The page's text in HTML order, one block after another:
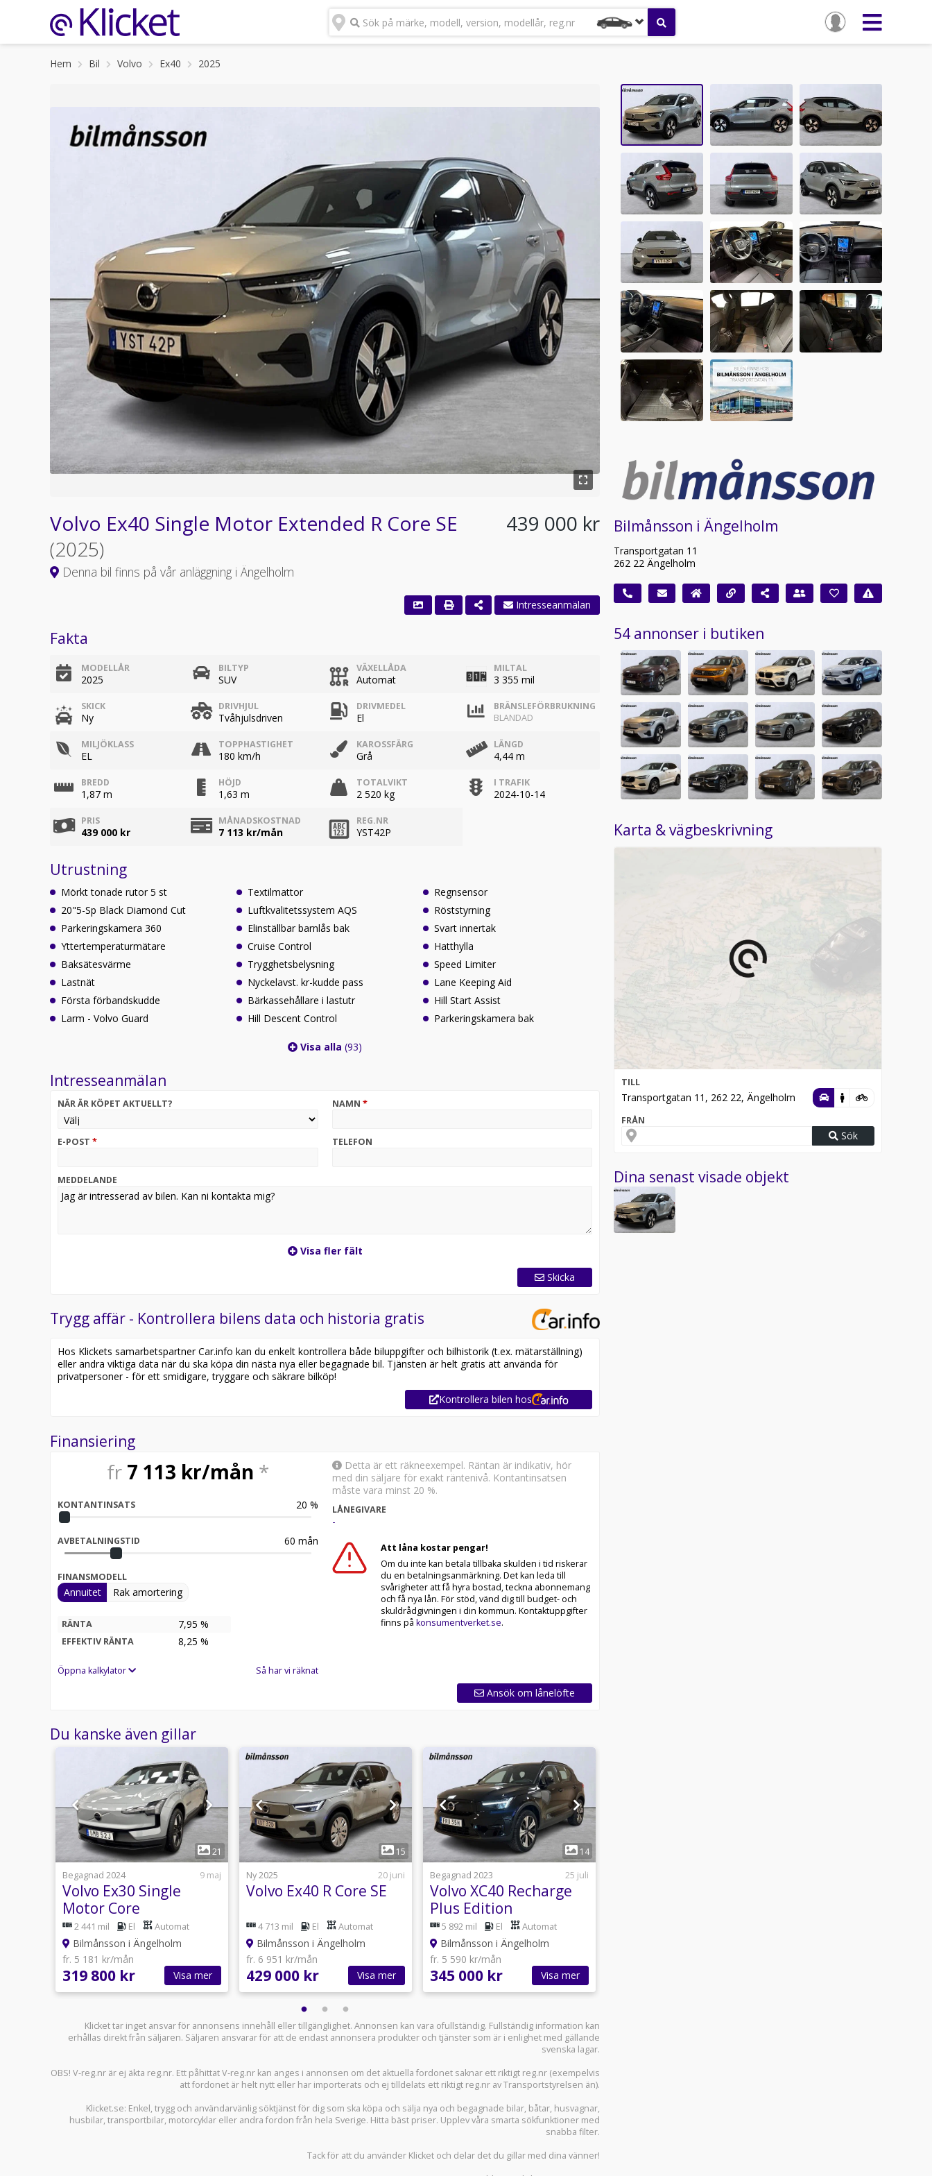
Sök på märke, modell, version, modellår, reg.nr
Hem Bil Volvo Ex40 2025
Volvo Ex40 Single Motor Extended R Core SE
(2025)
Denna bil finns på vår anläggning i Ängelholm
439 000 kr
Fakta
MODELLÅR
2025
BILTYP
SUV
VÄXELLÅDA
Automat
MILTAL
3 355 mil
SKICK
Ny
DRIVHJUL
Tvåhjulsdriven
DRIVMEDEL
El
BRÄNSLEFÖRBRUKNING
BLANDAD
MILJÖKLASS
EL
TOPPHASTIGHET
180 km/h
KAROSSFÄRG
Grå
LÄNGD
4,44 m
BREDD
1,87 m
HÖJD
1,63 m
TOTALVIKT
2 520 kg
I TRAFIK
2024-10-14
PRIS
439 000 kr
MÅNADSKOSTNAD
7 113 kr/mån
REG.NR
YST42P
Utrustning
Mörkt tonade rutor 5 st
20"5-Sp Black Diamond Cut
Parkeringskamera 360
Yttertemperaturmätare
Baksätesvärme
Lastnät
Första förbandskudde
Larm - Volvo Guard
Textilmattor
Luftkvalitetssystem AQS
Elinställbar barnlås bak
Cruise Control
Trygghetsbelysning
Nyckelavst. kr-kudde pass
Bärkassehållare i lastutr
Hill Descent Control
Regnsensor
Röststyrning
Svart innertak
Hatthylla
Speed Limiter
Lane Keeping Aid
Hill Start Assist
Parkeringskamera bak
Visa alla(93)
Intresseanmälan
NÄR ÄR KÖPET AKTUELLT? NAMN *
E-POST * TELEFON
MEDDELANDE
Visa fler fält
Skicka
Trygg affär - Kontrollera bilens data och historia gratis
Hos Klickets samarbetspartner Car.info kan du enkelt kontrollera både biluppgifter och bilhistorik (t.ex. mätarställning)
eller andra viktiga data när du ska köpa din nästa nya eller begagnade bil. Tjänsten är helt gratis att använda för
privatpersoner - för ett smidigare, tryggare och säkrare bilköp!
Kontrollera bilen hos
Finansiering
fr 7 113 kr/mån *
KONTANTINSATS 20 %
AVBETALNINGSTID 60 mån
FINANSMODELL
Annuitet Rak amortering
RÄNTA 7,95 %
EFFEKTIV RÄNTA 8,25 %
Öppna kalkylator Så har vi räknat
Detta är ett räkneexempel. Räntan är indikativ, hör
med din säljare för exakt räntenivå. Kontantinsatsen
måste vara minst 20 %.
LÅNEGIVARE
-
Att låna kostar pengar!
Om du inte kan betala tillbaka skulden i tid riskerar
du en betalningsanmärkning. Det kan leda till
svårigheter att få hyra bostad, teckna abonnemang
och få nya lån. För stöd, vänd dig till budget- och
skuldrådgivningen i din kommun. Kontaktuppgifter
finns på konsumentverket.se.
Ansök om lånelöfte
Du kanske även gillar
1
21
Begagnad 2024
9 maj
Volvo Ex30 Single
Motor Core
2 441 mil El Automat
Bilmånsson i Ängelholm
fr. 5 181 kr/mån
319 800 kr Visa mer
15
Ny 2025
20 juni
Volvo Ex40 R Core SE
4 713 mil El Automat
Bilmånsson i Ängelholm
fr. 6 951 kr/mån
429 000 kr Visa mer
14
Begagnad 2023
25 juli
Volvo XC40 Recharge
Plus Edition
5 892 mil El Automat
Bilmånsson i Ängelholm
fr. 5 590 kr/mån
345 000 kr Visa mer
Klicket tar inget ansvar för annonsens innehåll eller tillgänglighet. Annonsen kan vara ofullständig. Fullständig information kan
erhållas direkt från säljaren. Säljaren ansvarar för att de endast annonsera produkter och tjänster som är i enlighet med gällande
svenska lagar.
OBS! V-reg.nr är ej äkta reg.nr. Ett påhittat V-reg.nr kan anges i annonsen om det aktuella fordonet saknar ett riktigt reg.nr (exempelvis
att fordonet är helt nytt eller har importerats och ej tilldelats ett riktigt reg.nr av Transportstyrelsen än).
Klicket.se: Enkel, trygg och användarvänlig söktjänst för dig som ska köpa och sälja nya och begagnade bilar, båtar, husvagnar,
husbilar,transportbilar, motorcyklar eller andra fordon från hela Sverige. Hitta bäst priser. Upplev våra smarta sökfunktioner med
snabba filter.
Tack för att du använder Klicket och delar det du gillar med dina vänner!
Bilmånsson i Ängelholm
Transportgatan 11
262 22 Ängelholm
54 annonser i butiken
Karta & vägbeskrivning
TILL
Transportgatan 11, 262 22, Ängelholm
FRÅN
Sök
Dina senast visade objekt